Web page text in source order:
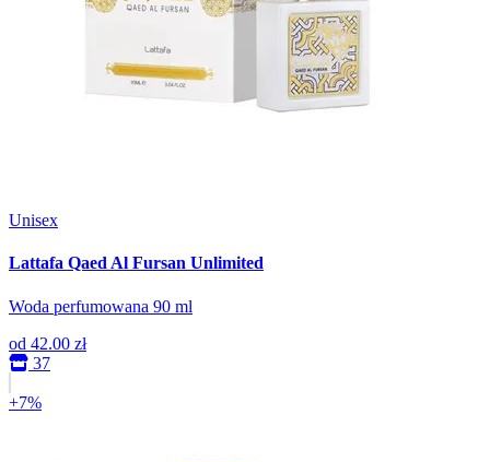
Unisex
Lattafa Qaed Al Fursan Unlimited
Woda perfumowana 90 ml
od 42.00 zł
37
+7%